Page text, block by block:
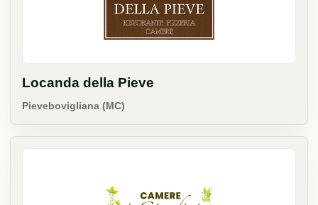
Locanda della Pieve
Pievebovigliana (MC)